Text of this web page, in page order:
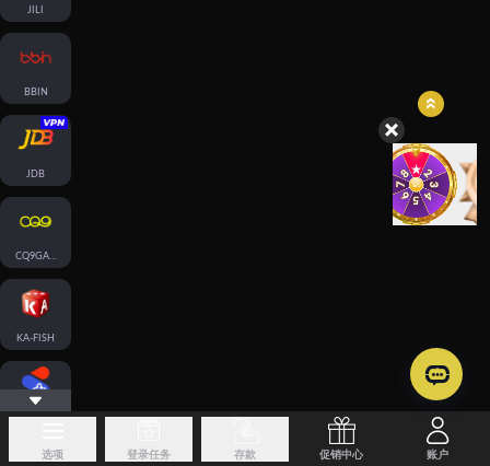
JILI
BBIN
JDB
CQ9GAMING
KA-FISH
选项 登录任务 存款 促销中心 账户